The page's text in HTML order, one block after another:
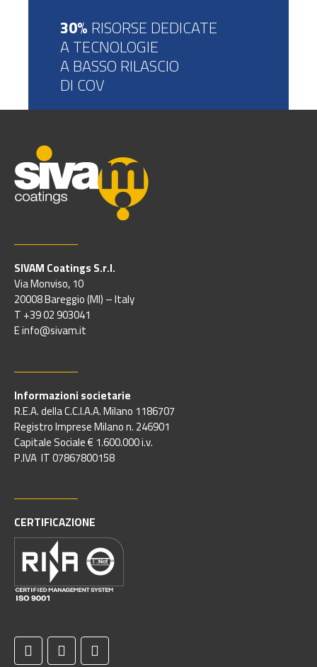
30%RISORSE DEDICATE
A TECNOLOGIE
A BASSO RILASCIO
DI COV
SIVAM Coatings S.r.l.
Via Monviso, 10
20008 Bareggio (MI) – Italy
T +39 02 903041
E info@sivam.it
Informazioni societarie
R.E.A. della C.C.I.A.A. Milano 1186707
Registro Imprese Milano n. 246901
Capitale Sociale € 1.600.000 i.v.
P.IVA IT 07867800158
CERTIFICAZIONE